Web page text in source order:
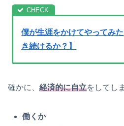
僕が生涯をかけてやってみ
き続けるか？】
確かに、 経済的に自立をしてし
働くか